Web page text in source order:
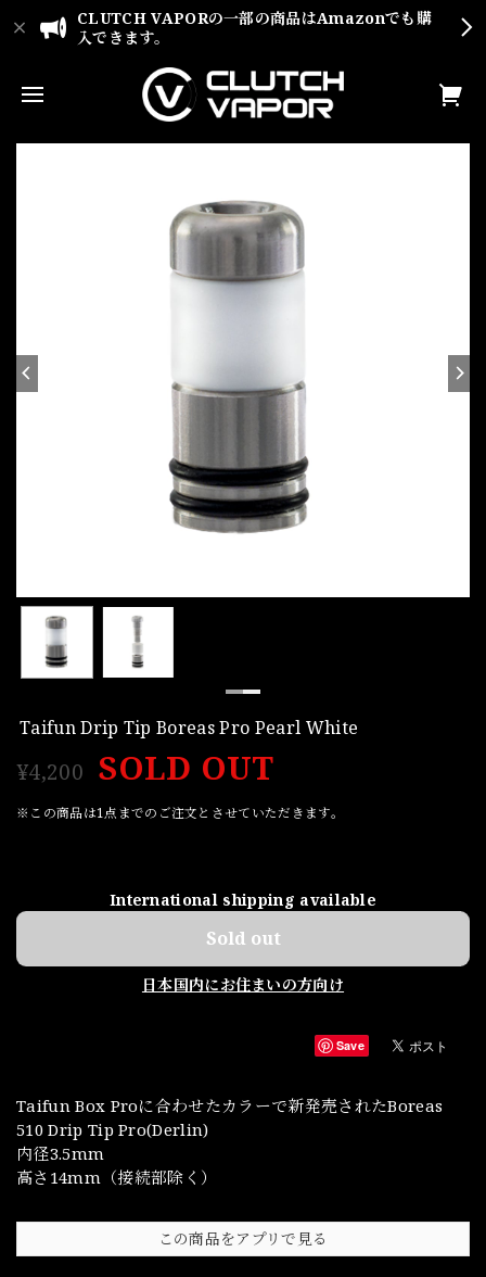
CLUTCH VAPORの一部の商品はAmazonでも購
入できます。
Taifun Drip Tip Boreas Pro Pearl White
¥4,200 SOLD OUT
※この商品は1点までのご注文とさせていただきます。
International shipping available
Sold out
日本国内にお住まいの方向け
Save
Taifun Box Proに合わせたカラーで新発売されたBoreas
510 Drip Tip Pro(Derlin)
内径3.5mm
高さ14mm（接続部除く）
この商品をアプリで見る